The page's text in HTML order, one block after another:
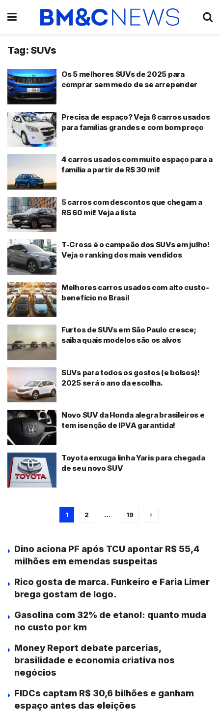
Tag: SUVs
Os 5 melhores SUVs de 2025 para
comprar sem medo de se arrepender
Precisa de espaço? Veja 6 carros usados
para famílias grandes e com bom preço
4 carros usados com muito espaço para a
família a partir de R$ 30 mil!
5 carros com descontos que chegam a
R$ 60 mil! Veja a lista
T-Cross é o campeão dos SUVs em julho!
Veja o ranking dos mais vendidos
Melhores carros usados com alto custo-
benefício no Brasil
Furtos de SUVs em São Paulo cresce;
saiba quais modelos são os alvos
SUVs para todos os gostos (e bolsos)!
2025 será o ano da escolha.
Novo SUV da Honda alegra brasileiros e
tem isenção de IPVA garantida!
Toyota enxuga linha Yaris para chegada
de seu novo SUV
1 2 … 19
Dino aciona PF após TCU apontar R$ 55,4
milhões em emendas suspeitas
Rico gosta de marca. Funkeiro e Faria Limer
brega gostam de logo.
Gasolina com 32% de etanol: quanto muda
no custo por km
Money Report debate parcerias,
brasilidade e economia criativa nos
negócios
FIDCs captam R$ 30,6 bilhões e ganham
espaço antes das eleições